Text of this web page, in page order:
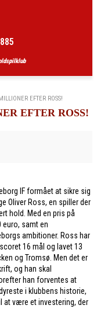
EFTER ROSS!
EFTER ROSS!
IF formået at sikre sig
Oliver Ross, en spiller der
hold. Med en pris på
euro, samt en
ambitioner. Ross har
16 mål og lavet 13
og Tromsø. Men det er
og han skal
han forventes at
i klubbens historie,
at være et investering, der